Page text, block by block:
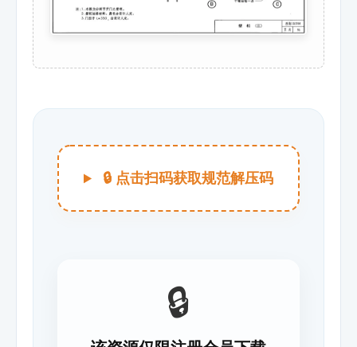
🔒 点击扫码获取规范解压码
🔒